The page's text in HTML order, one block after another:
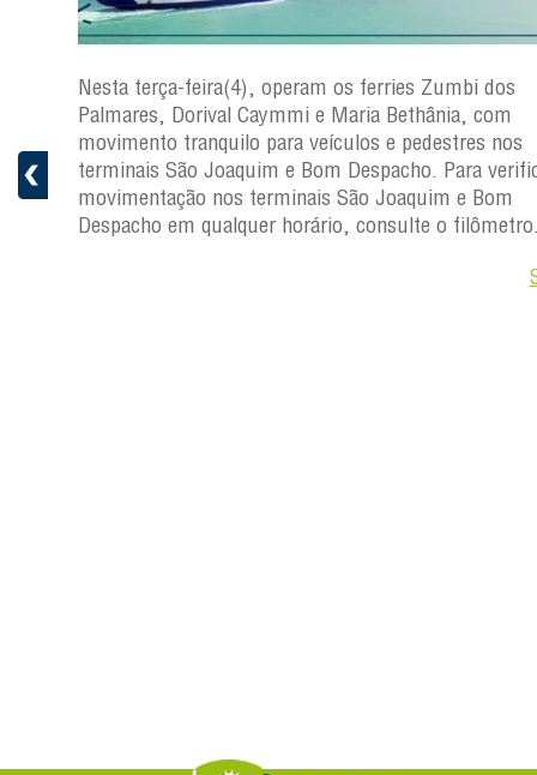
a
Nesta terça-feira(4), operam os ferries Zumbi dos
Palmares, Dorival Caymmi e Maria Bethânia, com
movimento tranquilo para veículos e pedestres nos
terminais São Joaquim e Bom Despacho. Para
movimentação nos terminais São Joaquim e Bom
Despacho em qualquer horário, consulte o